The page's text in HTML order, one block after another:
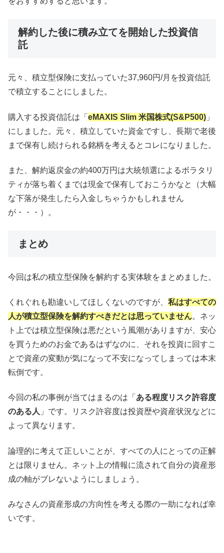
解約した後に積み立てを開始した投資信
託
元々、積立型保険に支払っていた37,960円/月を投資信託
で積立することにしました。
購入する投資信託は「 eMAXIS Slim 米国株式(S&P500) 」
にしました。元々、積立していた資金ですし、長期で老後
まで保有し続けられる銘柄を考えるとコレになりました。
また、解約返戻金の約400万円は大統領選によるボラタリ
ティが落ち着くまでは現金で保有しておこうかなと（大幅
な下落が発生したら入金しちゃうかもしれません
が・・・）。
まとめ
今回は私の積立型保険を解約する実体験をまとめました。
くれぐれも勘違いしてほしくないのですが、 私はすべての
人が積立型保険を解約すべきだとは思っていません。ネッ
ト上では積立型保険は悪だという風潮がありますが、安心
を買うためのお金であるはずなのに、それを投資に回すこ
とで資産の変動が気になって不安になってしまっては本末
転倒です。
今回の私の事例が当てはまるのは「 ある程度リスク許容度
のある人 」です。リスク許容度は投資歴や資産状況などに
よって異なります。
論理的に考えて正しいことが、すべての人にとっての正解
とは限りません。ネット上の情報に流されて自分の資産形
成の軸がブレないようにしましょう。
みなさんの資産形成の方向性を考える際の一助になれば幸
いです。